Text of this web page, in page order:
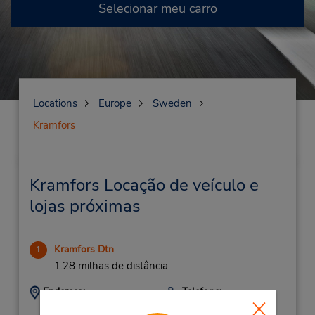
Selecionar meu carro
Locations Europe
Sweden
Kramfors
Kramfors Locação de veículo e
lojas próximas
1 Kramfors Dtn
1.28 milhas de distância
Endereço:
Telefone:
46 612-711 850